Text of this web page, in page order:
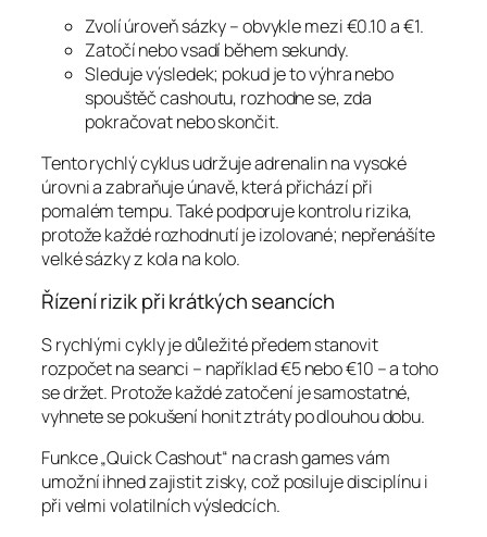
Zvolí úroveň sázky – obvykle mezi €0.10 a €1.
Zatočí nebo vsadí během sekundy.
Sleduje výsledek; pokud je to výhra nebo
spouštěč cashoutu, rozhodne se, zda
pokračovat nebo skončit.
Tento rychlý cyklus udržuje adrenalin na vysoké
úrovni a zabraňuje únavě, která přichází při
pomalém tempu. Také podporuje kontrolu rizika,
protože každé rozhodnutí je izolované; nepřenášíte
velké sázky z kola na kolo.
Řízení rizik při krátkých seancích
S rychlými cykly je důležité předem stanovit
rozpočet na seanci – například €5 nebo €10 – a toho
se držet. Protože každé zatočení je samostatné,
vyhnete se pokušení honit ztráty po dlouhou dobu.
Funkce „Quick Cashout“ na crash games vám
umožní ihned zajistit zisky, což posiluje disciplínu i
při velmi volatilních výsledcích.